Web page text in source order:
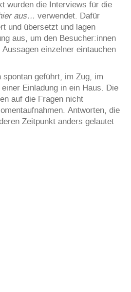
wurden die Interviews für die
aus… verwendet. Dafür
und übersetzt und lagen
aus, um den Besucher:innen
einzelner eintauchen
spontan geführt, im Zug, im
Einladung in ein Haus. Die
auf die Fragen nicht
Antworten, die
Zeitpunkt anders gelautet